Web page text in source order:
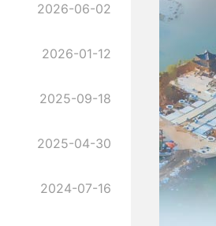
2026-06-02
2026-01-12
2025-09-18
2025-04-30
2024-07-16